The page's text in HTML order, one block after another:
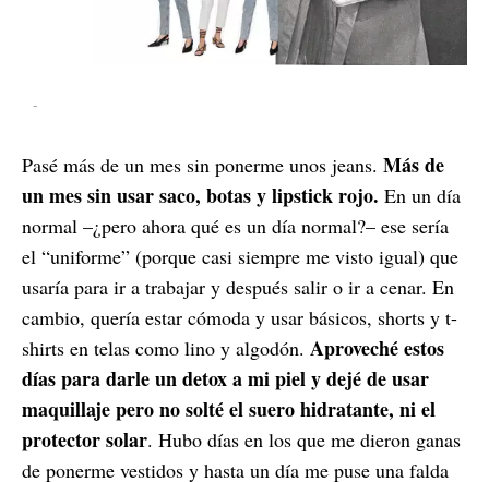
-
Pasé más de un mes sin ponerme unos jeans. Más de
un mes sin usar saco, botas y lipstick rojo. En un día
normal –¿pero ahora qué es un día normal?– ese sería
el “uniforme” (porque casi siempre me visto igual) que
usaría para ir a trabajar y después salir o ir a cenar. En
cambio, quería estar cómoda y usar básicos, shorts y t-
shirts en telas como lino y algodón. Aproveché estos
días para darle un detox a mi piel y dejé de usar
maquillaje pero no solté el suero hidratante, ni el
protector solar. Hubo días en los que me dieron ganas
de ponerme vestidos y hasta un día me puse una falda